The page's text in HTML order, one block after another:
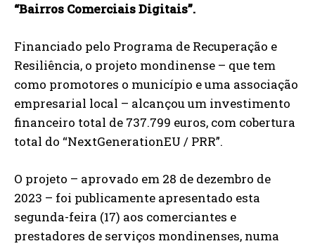
“Bairros Comerciais Digitais”.
Financiado pelo Programa de Recuperação e
Resiliência, o projeto mondinense – que tem
como promotores o município e uma associação
empresarial local – alcançou um investimento
financeiro total de 737.799 euros, com cobertura
total do “NextGenerationEU / PRR”.
O projeto – aprovado em 28 de dezembro de
2023 – foi publicamente apresentado esta
segunda-feira (17) aos comerciantes e
prestadores de serviços mondinenses, numa